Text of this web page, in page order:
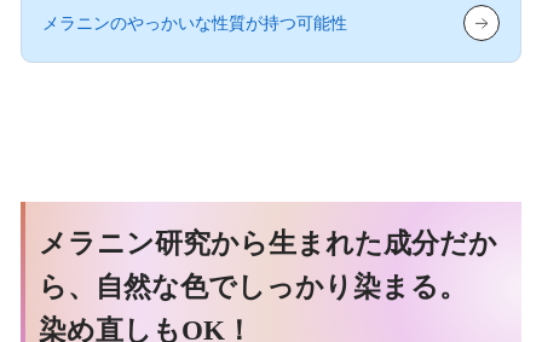
メラニンのやっかいな性質が持つ可能性
メラニン研究から生まれた成分だか
ら、自然な色でしっかり染まる。
染め直しもOK！